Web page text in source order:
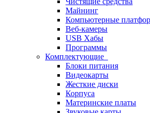
Майнинг
Компьютерные
Веб-камеры
USB Хабы
Программы
Комплектующие
Блоки питания
Видеокарты
Жесткие диски
Корпуса
Материнские платы